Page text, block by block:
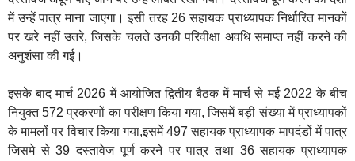
में उन्हें पात्र माना जाएगा। इसी तरह 26 सहायक प्राध्यापक निर्धारित मानकों
पर खरे नहीं उतरे, जिसके चलते उनकी परिवीक्षा अवधि समाप्त नहीं करने की
अनुशंसा की गई।
इसके बाद मार्च 2026 में आयोजित द्वितीय बैठक में मार्च से मई 2022 के बीच
नियुक्त 572 प्रकरणों का परीक्षण किया गया, जिसमें बड़ी संख्या में प्राध्यापकों
के मामलों पर विचार किया गया,इसमें 497 सहायक प्राध्यापक मापदंडों में पात्र
जिसमे से 39 दस्तावेज पूर्ण करने पर पात्र तथा 36 सहायक प्राध्यापक